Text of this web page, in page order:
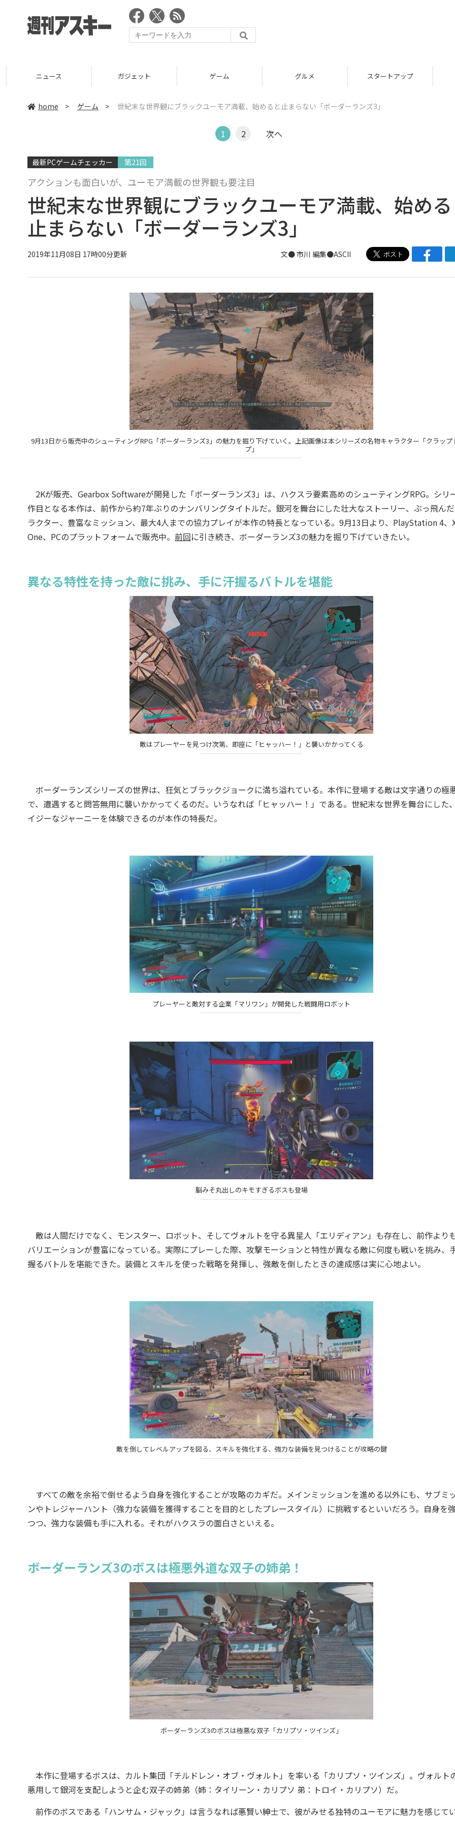
ニュース ガジェット ゲーム グルメ スタートアップ
home > ゲーム > 世紀末な世界観にブラックユーモア満載、始めると止まらない「ボーダーランズ3」
1 2 次へ
最新PCゲームチェッカー 第21回
アクションも面白いが、ユーモア満載の世界観も要注目
世紀末な世界観にブラックユーモア満載、始める
止まらない「ボーダーランズ3」
2019年11月08日 17時00分更新 文● 市川 編集●ASCII
9月13日から販売中のシューティングRPG「ボーダーランズ3」の魅力を掘り下げていく。上記画像は本シリーズの名物キャラクター「クラップ
プ」
2Kが販売、Gearbox Softwareが開発した「ボーダーランズ3」は、ハクスラ要素高めのシューティングRPG。シリ
作目となる本作は、前作から約7年ぶりのナンバリングタイトルだ。銀河を舞台にした壮大なストーリー、ぶっ飛ん
ラクター、豊富なミッション、最大4人までの協力プレイが本作の特長となっている。9月13日より、PlayStation 4、
One、PCのプラットフォームで販売中。 前回に引き続き、ボーダーランズ3の魅力を掘り下げていきたい。
異なる特性を持った敵に挑み、手に汗握るバトルを堪能
敵はプレーヤーを見つけ次第、即座に「ヒャッハー！」と襲いかかってくる
ボーダーランズシリーズの世界は、狂気とブラックジョークに満ち溢れている。本作に登場する敵は文字通りの極
で、遭遇すると問答無用に襲いかかってくるのだ。いうなれば「ヒャッハー！」である。世紀末な世界を舞台にした
イジーなジャーニーを体験できるのが本作の特長だ。
プレーヤーと敵対する企業「マリワン」が開発した戦闘用ロボット
脳みそ丸出しのキモすぎるボスも登場
敵は人間だけでなく、モンスター、ロボット、そしてヴォルトを守る異星人「エリディアン」も存在し、前作より
バリエーションが豊富になっている。実際にプレーした際、攻撃モーションと特性が異なる敵に何度も戦いを挑み、
握るバトルを堪能できた。装備とスキルを使った戦略を発揮し、強敵を倒したときの達成感は実に心地よい。
敵を倒してレベルアップを図る、スキルを強化する、強力な装備を見つけることが攻略の鍵
すべての敵を余裕で倒せるよう自身を強化することが攻略のカギだ。メインミッションを進める以外にも、サブミ
ンやトレジャーハント（強力な装備を獲得することを目的としたプレースタイル）に挑戦するといいだろう。自身を
つつ、強力な装備も手に入れる。それがハクスラの面白さといえる。
ボーダーランズ3のボスは極悪外道な双子の姉弟！
ボーダーランズ3のボスは極悪な双子「カリプソ・ツインズ」
本作に登場するボスは、カルト集団「チルドレン・オブ・ヴォルト」を率いる「カリプソ・ツインズ」。ヴォルト
悪用して銀河を支配しようと企む双子の姉弟（姉：タイリーン・カリプソ 弟：トロイ・カリプソ）だ。
前作のボスである「ハンサム・ジャック」は言うなれば悪賢い紳士で、彼がみせる独特のユーモアに魅力を感じてい